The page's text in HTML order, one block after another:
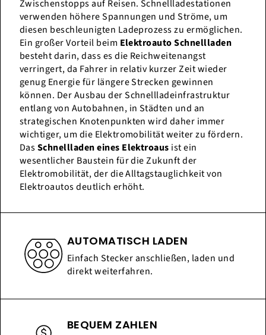
Zwischenstopps auf Reisen. Schnellladestationen
verwenden höhere Spannungen und Ströme, um
diesen beschleunigten Ladeprozess zu ermöglichen.
Ein großer Vorteil beim Elektroauto Schnellladen
besteht darin, dass es die Reichweitenangst
verringert, da Fahrer in relativ kurzer Zeit wieder
genug Energie für längere Strecken gewinnen
können. Der Ausbau der Schnellladeinfrastruktur
entlang von Autobahnen, in Städten und an
strategischen Knotenpunkten wird daher immer
wichtiger, um die Elektromobilität weiter zu fördern.
DasSchnellladen eines Elektroaus ist ein
wesentlicher Baustein für die Zukunft der
Elektromobilität, der die Alltagstauglichkeit von
Elektroautos deutlich erhöht.
AUTOMATISCH LADEN
Einfach Stecker anschließen, laden und
direkt weiterfahren.
BEQUEM ZAHLEN